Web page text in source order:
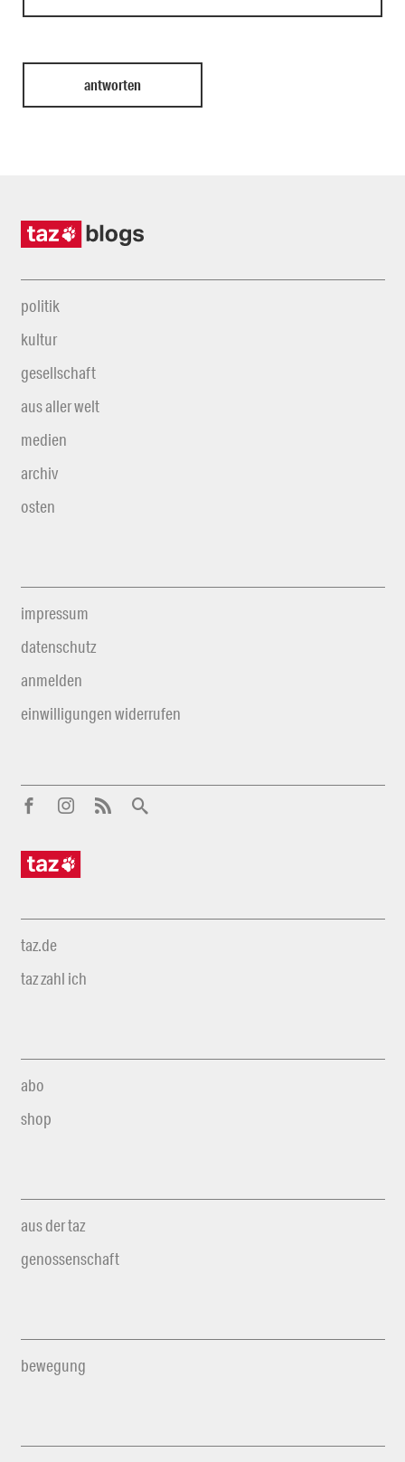
politik
kultur
gesellschaft
aus aller welt
medien
archiv
osten
impressum
datenschutz
anmelden
einwilligungen widerrufen
taz.de
taz zahl ich
abo
shop
aus der taz
genossenschaft
bewegung